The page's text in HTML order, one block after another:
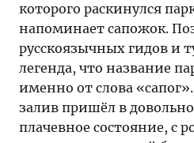
которого раскинулся
напоминает сапожок.
русскоязычных гидов и
легенда, что название
именно от слова
залив пришёл в
плачевное состояние, с